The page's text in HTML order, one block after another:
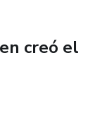
en el entorno
creó el